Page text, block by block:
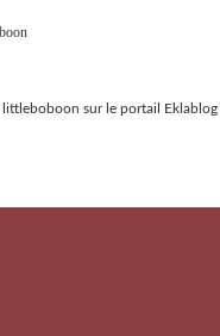
littleboboon sur le portail Eklablog